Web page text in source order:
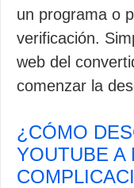
un programa o
verificación.
web del
comenzar la
¿CÓMO
YOUTUBE A